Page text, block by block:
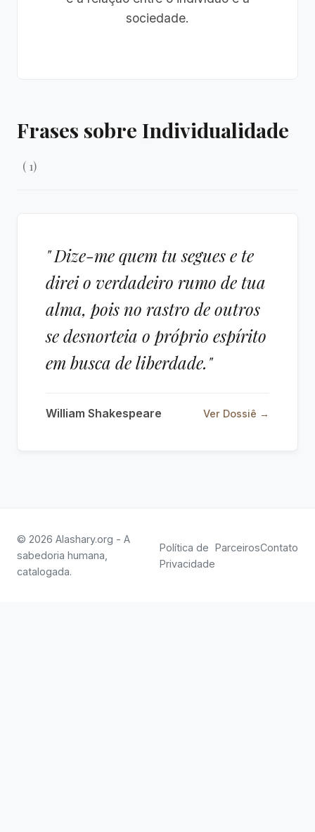
sociedade.
Frases sobre Individualidade
( 1)
" Dize-me quem tu segues e te
direi o verdadeiro rumo de tua
alma, pois no rastro de outros
se desnorteia o próprio espírito
em busca de liberdade."
William Shakespeare Ver Dossiê →
© 2026 Alashary.org - A
sabedoria humana,
catalogada.
Política de
Privacidade
ParceirosContato